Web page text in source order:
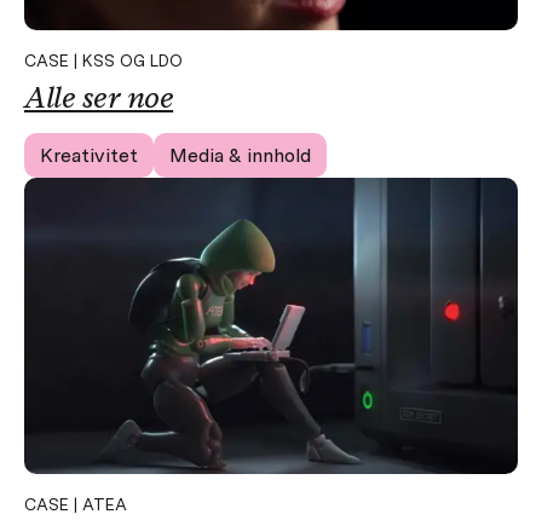
CASE | KSS OG LDO
Alle ser noe
Kreativitet Media & innhold
CASE | ATEA